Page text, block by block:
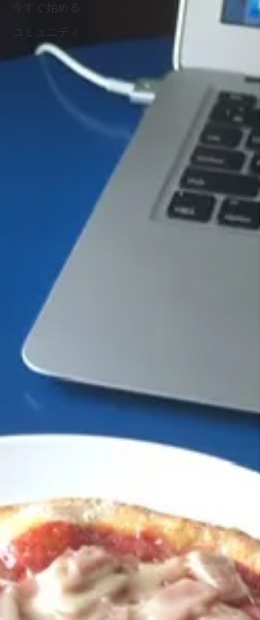
今すぐ始める
コミュニティ